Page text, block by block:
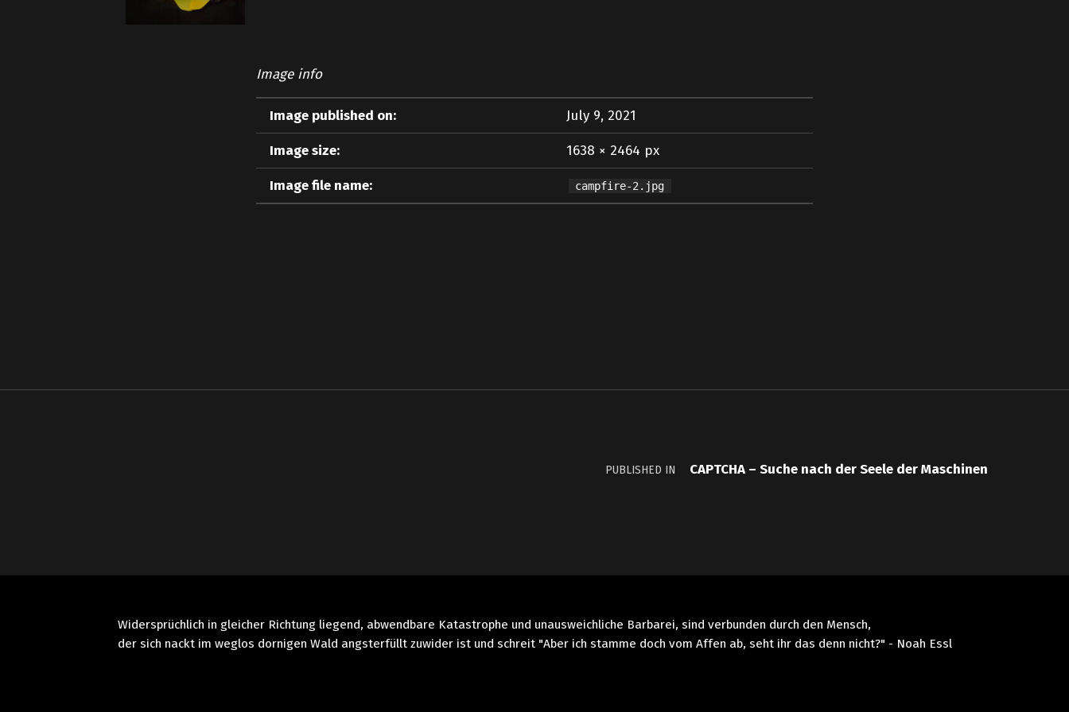
Image info
Image published on: July 9, 2021
Image size: 1638 × 2464 px
Image file name: campfire-2.jpg
Post navigation
PUBLISHED IN CAPTCHA – Suche nach der Seele der Maschinen
Widersprüchlich in gleicher Richtung liegend, abwendbare Katastrophe und unausweichliche Barbarei, sind verbunden durch den Mensch,
der sich nackt im weglos dornigen Wald angsterfüllt zuwider ist und schreit "Aber ich stamme doch vom Affen ab, seht ihr das denn nicht?" - Noah Essl